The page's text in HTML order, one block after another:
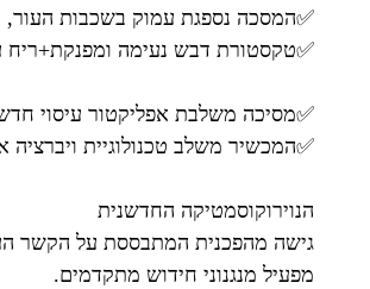
✅המסכה נספגת עמוק בשכבות העור,
✅טקסטורת דבש נעימה
✅מסיכה משלבת אפליקטור עיסוי
✅המכשיר משלב טכנולוגיית
הנוירוקוסמטיקה החדשנית
גישה מהפכנית המתבססת על הקשר
מפעיל מנגנוני חידוש מתקדמים.